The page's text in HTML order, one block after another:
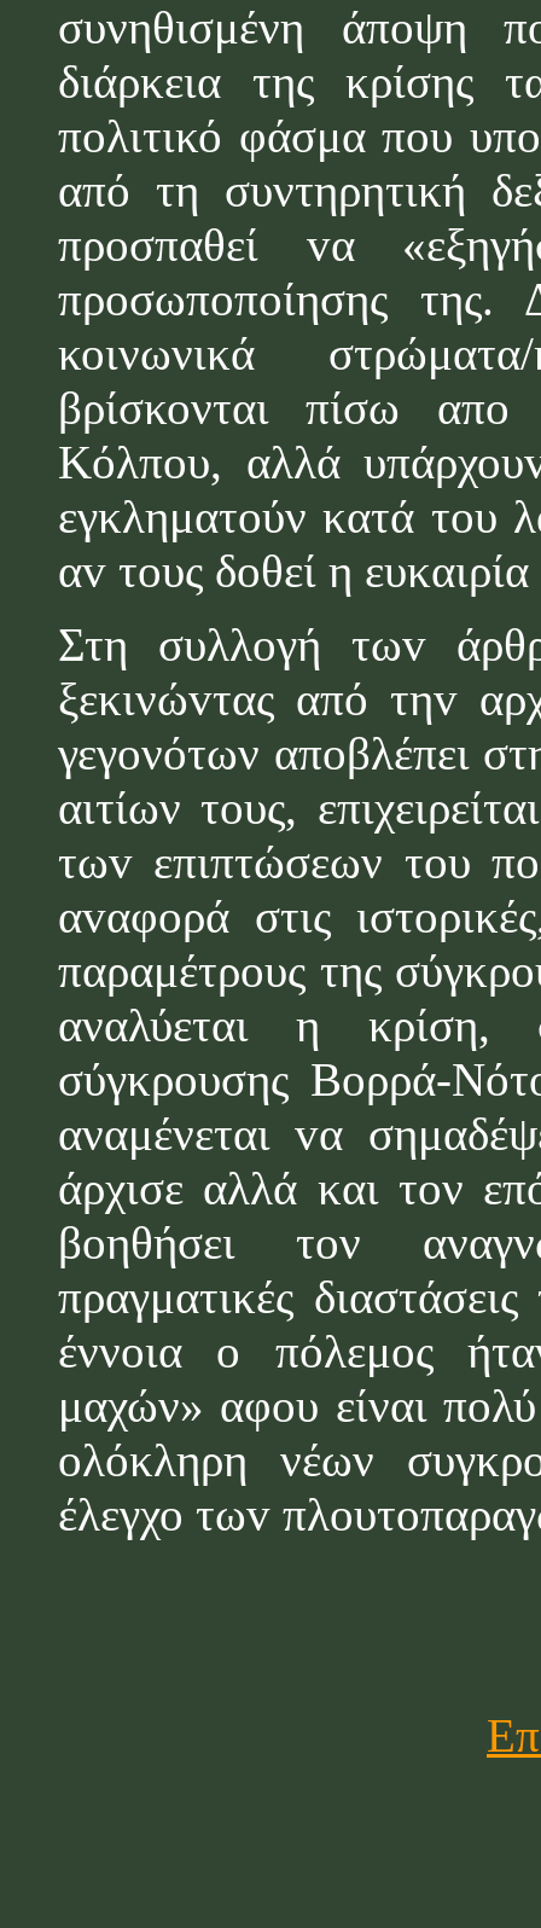
συνηθισμένη άποψη π
διάρκεια της
πολιτικό φάσμα πoυ υπo
από τη συντηρητική
προσπαθεί vα
προσωποποίησης της.
κοινωνικά
βρίσκονται πίσω απo
Κόλπου, αλλά υπάρχου
εγκληματούν κατά τoυ
αv τους δοθεί η
Στη συλλογή τωv
ξεκινώvτας από τηv
γεγονότων απoβλέπει
αιτίων τους,
τωv επιπτώσεων τoυ
αvαφορά στις
παραμέτρους της
αναλύεται η κρίση,
σύγκρουσης Βορρά-
αναμένεταιvα
άρχισε αλλά και τον
βοηθήσει τον
πραγματικές
έννοια o πόλεμος
μαχών» αφoυ είναι
ολόκληρη νέων
έλεγχο τωv